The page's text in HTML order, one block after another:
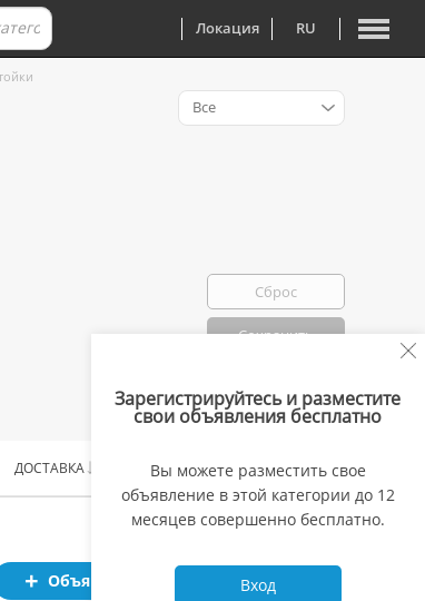
Локация RU
Сброс
Сохранить
Все
Избранно: 0
ДОСТАВКА ЦЕНА
Объявление
Зарегистрируйтесь и разместите
свои объявления бесплатно
Вы можете разместить свое
объявление в этой категории до 12
месяцев совершенно бесплатно.
Вход